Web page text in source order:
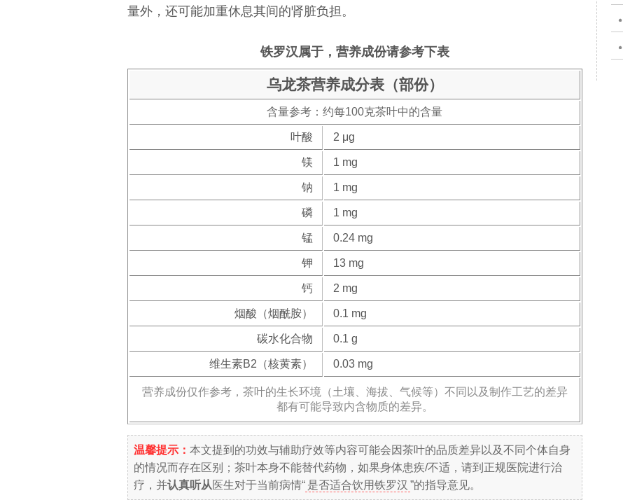
量外，还可能加重休息其间的肾脏负担。
铁罗汉属于，营养成份请参考下表
乌龙茶营养成分表（部份）
含量参考：约每100克茶叶中的含量
叶酸 2 μg
镁 1 mg
钠 1 mg
磷 1 mg
锰 0.24 mg
钾 13 mg
钙 2 mg
烟酸（烟酰胺） 0.1 mg
碳水化合物 0.1 g
维生素B2（核黄素） 0.03 mg
营养成份仅作参考，茶叶的生长环境（土壤、海拔、气候等）不同以及制作工艺的差异
都有可能导致内含物质的差异。
温馨提示： 本文提到的功效与辅助疗效等内容可能会因茶叶的品质差异以及不同个体自身
的情况而存在区别；茶叶本身不能替代药物，如果身体患疾/不适，请到正规医院进行治
疗，并认真听从医生对于当前病情“ 是否适合饮用铁罗汉 ”的指导意见。